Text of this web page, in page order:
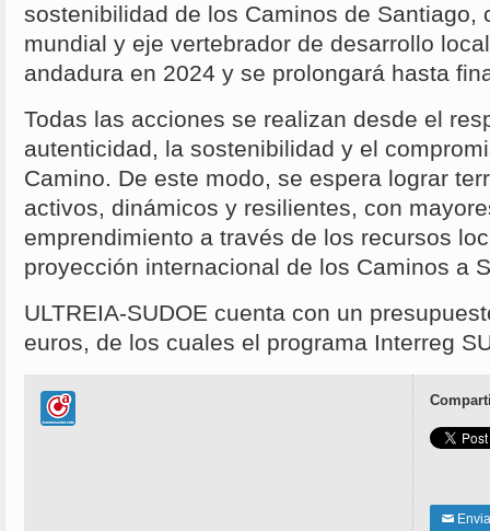
sostenibilidad de los Caminos de Santiago,
mundial y eje vertebrador de desarrollo
andadura en 2024 y se prolongará hasta
Todas las acciones se realizan desde el
autenticidad, la sostenibilidad y el
Camino. De este modo, se espera lograr
activos, dinámicos y resilientes, con
emprendimiento a través de los recursos
proyección internacional de los Caminos a
ULTREIA-SUDOE cuenta con un
euros, de los cuales el programa Interreg
✉